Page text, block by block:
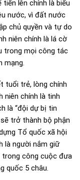
lên chính là biểu
nước, vì đất nước
chủ quyền và tự do
niên chính là lá cờ
trong mọi công tác
mạng.
tuổi trẻ, lòng chính
niên chính là tinh
là “đội dự bị tin
trở thành bộ phận
Tổ quốc xã hội
là người nắm giữ
trong công cuộc đưa
quốc 5 châu.